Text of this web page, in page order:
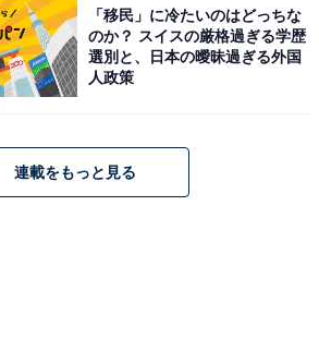
「移民」に冷たいのはどっちな
のか？ スイスの厳格過ぎる学歴
選別と、日本の曖昧過ぎる外国
人政策
連載をもっと見る